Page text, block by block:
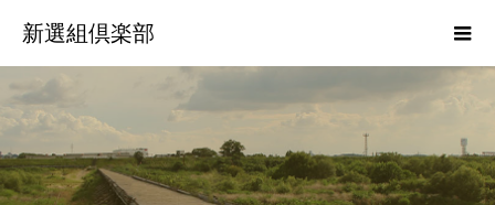
新選組倶楽部
歴史